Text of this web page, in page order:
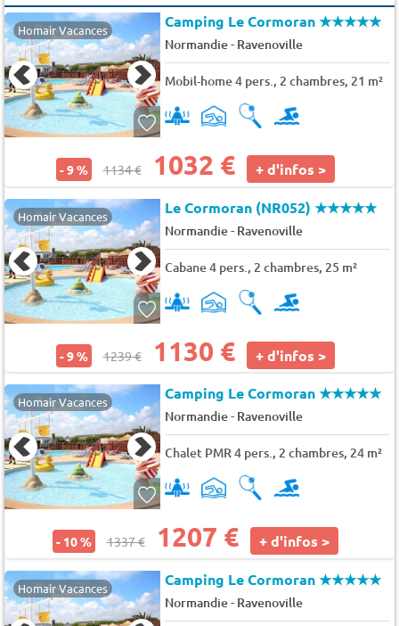
Homair Vacances Camping Le Cormoran★★★★★
Normandie- Ravenoville
Mobil-home 4 pers., 2 chambres, 21 m²
- 9 % 1134 € 1032 € + d'infos >
Homair Vacances Le Cormoran (NR052)★★★★★
Normandie- Ravenoville
Cabane 4 pers., 2 chambres, 25 m²
- 9 % 1239 € 1130 € + d'infos >
Homair Vacances Camping Le Cormoran★★★★★
Normandie- Ravenoville
Chalet PMR 4 pers., 2 chambres, 24 m²
- 10 % 1337 € 1207 € + d'infos >
Homair Vacances Camping Le Cormoran★★★★★
Normandie- Ravenoville